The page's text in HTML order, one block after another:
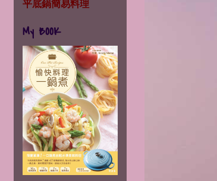
平底鍋簡易料理
My BOOK